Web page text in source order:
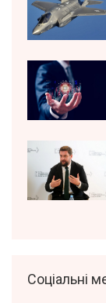
Соціальні